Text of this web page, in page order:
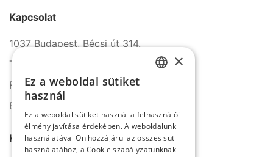
Kapcsolat
1037 Budapest, Bécsi út 314.
Tel.: +36 1 272 2140
Fax: +36 1 272 2150
E-mail: info@serco.hu
Kövessen minket
×
Ez a weboldal sütiket
használ
Ez a weboldal sütiket használ a felhasználói
élmény javítása érdekében. A weboldalunk
használatával Ön hozzájárul az összes süti
használatához, a Cookie szabályzatunknak